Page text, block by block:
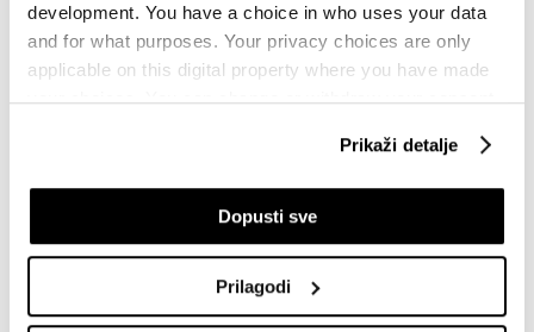
development. You have a choice in who uses your data
and for what purposes. Your privacy choices are only
applicable on this digital property where you have made
your choices. You can change or withdraw your consent
If you allow, we would also like to:
Collect information about your geographical
Prikaži detalje
Dopusti sve
Prilagodi
MANCHESTER UNITED STADION
OLD TRAFFORD
PREMIER LIGA
JIM RATCLIFFE
Wall Street zahvatila tokenizacijska
groznica, ali rastu i strahovi od rizika
prije 2 sata
Rheinmetall novu fregatu vidi kao